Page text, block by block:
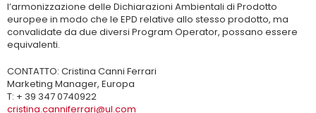
l’armonizzazione delle Dichiarazioni Ambientali di Prodotto
europee in modo che le EPD relative allo stesso prodotto, ma
convalidate da due diversi Program Operator, possano essere
equivalenti.
CONTATTO: Cristina Canni Ferrari
Marketing Manager, Europa
T: + 39 347 0740922
cristina.canniferrari@ul.com